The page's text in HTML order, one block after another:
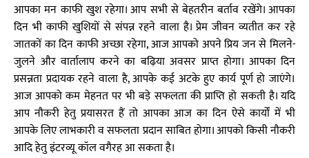
आपका मन काफी खुश रहेगा। आप सभी से बेहतरीन बर्ताव रखेंगे। आपका
दिन भी काफी खुशियों से संपन्न रहने वाला है। प्रेम जीवन व्यतीत कर रहे
जातकों का दिन काफी अच्छा रहेगा, आज आपको अपने प्रिय जन से मिलने-
जुलने और वार्तालाप करने का बढ़िया अवसर प्राप्त होगा। आपका दिन
प्रसन्नता प्रदायक रहने वाला है, आपके कई अटके हुए कार्य पूर्ण हो जाएंगे।
आज आपको कम मेहनत पर भी बड़े सफलता की प्राप्ति हो सकती है। यदि
आप नौकरी हेतु प्रयासरत हैं तो आपका आज का दिन ऐसे कार्यों में भी
आपके लिए लाभकारी व सफलता प्रदान साबित होगा। आपको किसी नौकरी
आदि हेतु इंटरव्यू कॉल वगैरह आ सकता है।